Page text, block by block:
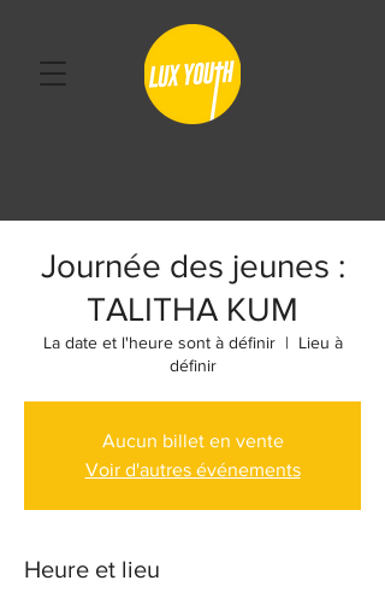
Journée des jeunes :
TALITHA KUM
La date et l'heure sont à définir
  |
Lieu à
définir
Aucun billet en vente
Voir d'autres événements
Heure et lieu